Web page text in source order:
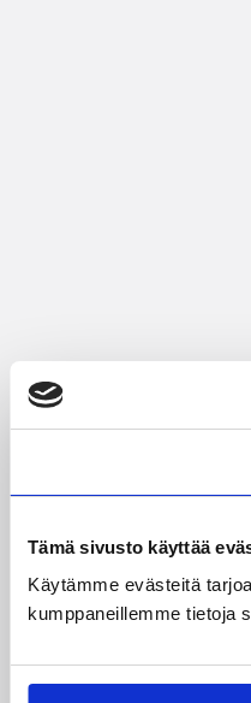
Tämä sivusto käyttää
Käytämme evästeitä
kumppaneillemme tietoja